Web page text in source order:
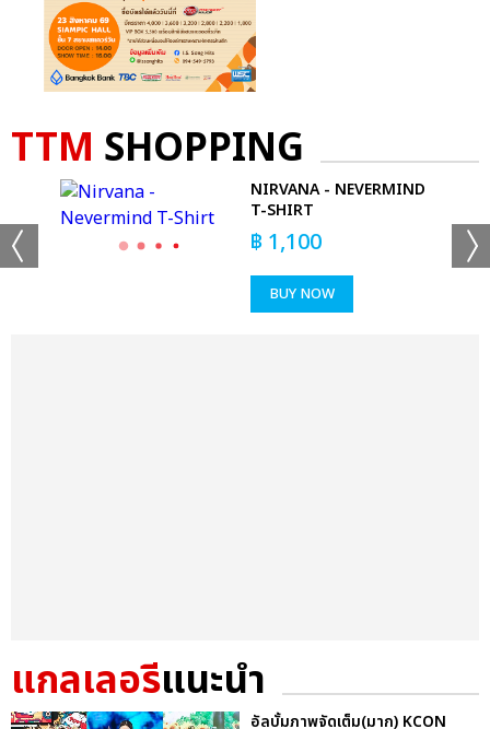
TTM SHOPPING
NIRVANA - NEVERMIND
T-SHIRT
฿ 1,100
BUY NOW
แกลเลอรีแนะนำ
อัลบั้มภาพจัดเต็ม(มาก) KCON